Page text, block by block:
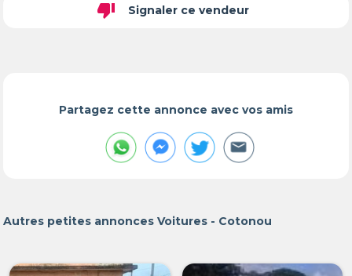
thumb_down Signaler ce vendeur
Partagez cette annonce avec vos amis
Autres petites annonces Voitures - Cotonou